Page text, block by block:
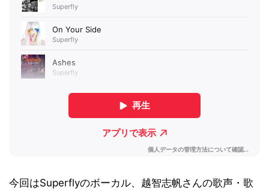
今回はSuperflyのボーカル、越智志帆さんの歌声・歌